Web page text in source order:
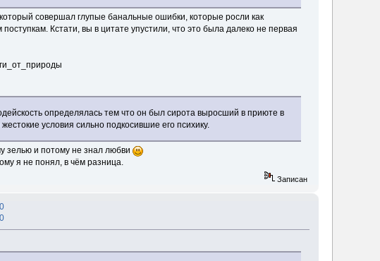
совершал глупые банальные ошибки, которые росли как
Кстати, вы в цитате упустили, что это была далеко не первая
определялась тем что он был сирота выросший в приюте в
условия сильно подкосившие его психику.
зелью и потому не знал любви
я не понял, в чём разница.
Записан